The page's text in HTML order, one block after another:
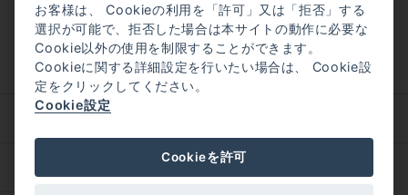
企業理念
お客様は、 Cookieの利用を「許可」又は「拒否」する
選択が可能で、拒否した場合は本サイトの動作に必要な
Cookie以外の使用を制限することができます。
Cookieに関する詳細設定を行いたい場合は、 Cookie設
定をクリックしてください。
Cookie設定
Cookieを許可